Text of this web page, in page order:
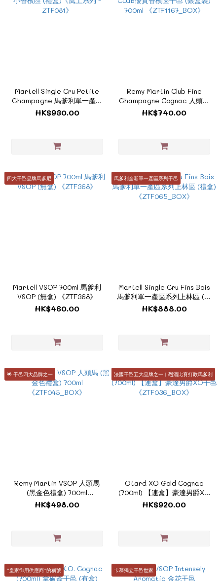
Martell Single Cru Petite
Champagne 馬爹利單一產區
系列小香檳區 (禮盒)《風土系
列 - ZTF081》
HK$930.00
Remy Martin Club Fine
Champagne Cognac 人頭馬
CLUB優質香檳區干邑 (銀盒裝)
700ml 《ZTF1167_BOX》
HK$740.00
四大干邑品牌馬爹尼
Martell VSOP 700ml 馬爹利
VSOP (無盒) 《ZTF368》
HK$460.00
馬爹利全新單一產區系列干邑
Martell Single Cru Fins Bois
馬爹利單一產區系列上林區 (禮
盒)《ZTF065_BOX》
HK$888.00
🌟 干邑四大品牌之一
Remy Martin VSOP 人頭馬
(黑金色禮盒) 700ml
《ZTF045_BOX》
HK$498.00
法國干邑五大品牌之一︳烈酒比賽打敗馬爹利
Otard XO Gold Cognac
(700ml) 【連盒】豪達男爵XO
干邑《ZTF036_BOX》
HK$920.00
“皇家御用供應商”的稱號 卡慕獨立干邑世家